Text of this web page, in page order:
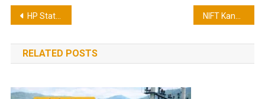
Post
navigation
HP State Cooperative Bank Recruitment 2026 for Junior Clerk
RELATED POSTS